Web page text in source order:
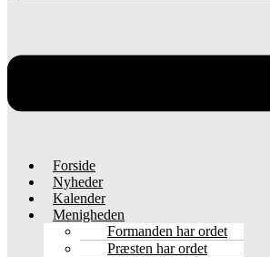
Forside
Nyheder
Kalender
Menigheden
Formanden har ordet
Præsten har ordet